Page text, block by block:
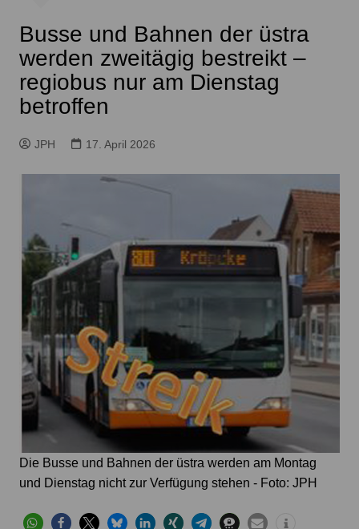
Busse und Bahnen der üstra
werden zweitägig bestreikt –
regiobus nur am Dienstag
betroffen
JPH 17. April 2026
Die Busse und Bahnen der üstra werden am Montag
und Dienstag nicht zur Verfügung stehen - Foto: JPH